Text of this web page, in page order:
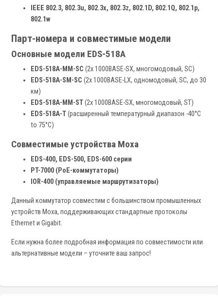
IEEE 802.3, 802.3u, 802.3x, 802.3z, 802.1D, 802.1Q, 802.1p,
802.1w
Парт-номера и совместимые модели
Основные модели EDS-518A
EDS-518A-MM-SC (2x 1000BASE-SX, многомодовый, SC)
EDS-518A-SM-SC (2x 1000BASE-LX, одномодовый, SC, до 30
км)
EDS-518A-MM-ST(2x 1000BASE-SX, многомодовый, ST)
EDS-518A-T(расширенный температурный диапазон -40°C
to 75°C)
Совместимые устройства Moxa
EDS-400, EDS-500, EDS-600 серии
PT-7000 (PoE-коммутаторы)
IOR-400 (управляемые маршрутизаторы)
Данный коммутатор совместим с большинством промышленных
устройств Moxa, поддерживающих стандартные протоколы
Ethernet и Gigabit.
Если нужна более подробная информация по совместимости или
альтернативные модели – уточните ваш запрос!